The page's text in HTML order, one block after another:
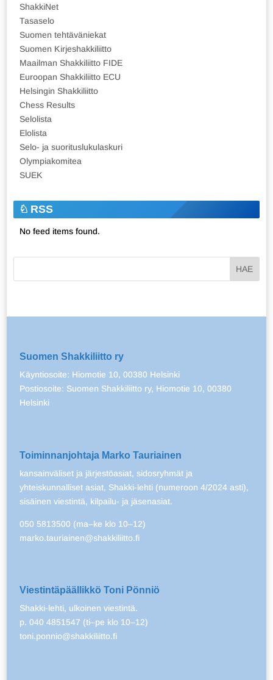
ShakkiNet
Tasaselo
Suomen tehtäväniekat
Suomen Kirjeshakkiliitto
Maailman Shakkiliitto FIDE
Euroopan Shakkiliitto ECU
Helsingin Shakkiliitto
Chess Results
Selolista
Elolista
Selo- ja suorituslukulaskuri
Olympiakomitea
SUEK
RSS
No feed items found.
Suomen Shakkiliitto ry
Käyntiosoite: Hiomotie 10, 00380 Helsinki
Postiosoite: Suomen Shakkiliitto ry, Hiomotie 10, 00380
Helsinki
Toiminnanjohtaja Marko Tauriainen
kansainväliset ja järjestöasiat, sidosryhmät ja
yhteiskunnalliset asiat, Shakki-lehti (numeroon 4/2024 asti),
sisäinen viestintä, kilpailu- ja jäsenasiat.
050 5813500 (ma–ke klo 10–12)
marko.tauriainen@shakkiliitto.fi
Viestintäpäällikkö Toni Pönniö
Shakki-lehti, ulkoinen viestintä.
p. 040 4851547 (ti–pe klo 10–12)
toni.ponnio@shakkiliitto.fi